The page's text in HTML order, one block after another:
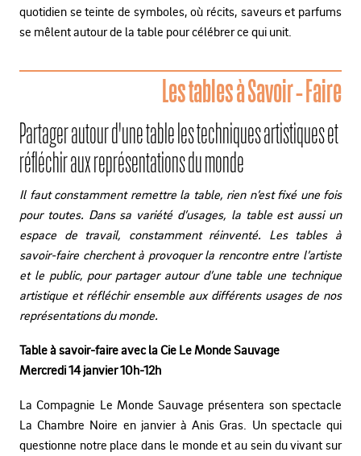
quotidien se teinte de symboles, où récits, saveurs et parfums
se mêlent autour de la table pour célébrer ce qui unit.
Les tables à Savoir - Faire
Partager autour d'une table les techniques artistiques et
réfléchir aux représentations du monde
Il faut constamment remettre la table, rien n’est fixé une fois
pour toutes. Dans sa variété d’usages, la table est aussi un
espace de travail, constamment réinventé. Les tables à
savoir-faire cherchent à provoquer la rencontre entre l’artiste
et le public, pour partager autour d’une table une technique
artistique et réfléchir ensemble aux différents usages de nos
représentations du monde.
Table à savoir-faire avec la Cie Le Monde Sauvage
Mercredi 14 janvier 10h-12h
La Compagnie Le Monde Sauvage présentera son spectacle
La Chambre Noire en janvier à Anis Gras. Un spectacle qui
questionne notre place dans le monde et au sein du vivant sur